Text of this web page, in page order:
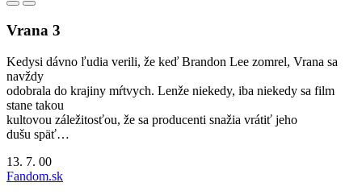
Vrana 3
Kedysi dávno ľudia verili, že keď Brandon Lee zomrel, Vrana sa
navždy
odobrala do krajiny mŕtvych. Lenže niekedy, iba niekedy sa film
stane takou
kultovou záležitosťou, že sa producenti snažia vrátiť jeho
dušu späť…
13. 7. 00
Fandom.sk